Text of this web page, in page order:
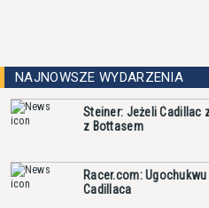
NAJNOWSZE WYDARZENIA
Steiner: Jeżeli Cadillac
z Bottasem
Racer.com:
Cadillaca